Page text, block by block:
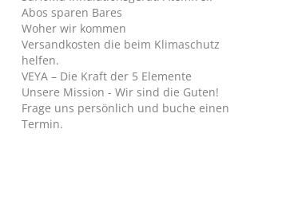
Abos sparen Bares
Woher wir kommen
Versandkosten die beim Klimaschutz
helfen.
VEYA – Die Kraft der 5 Elemente
Unsere Mission - Wir sind die Guten!
Frage uns persönlich und buche einen
Termin.